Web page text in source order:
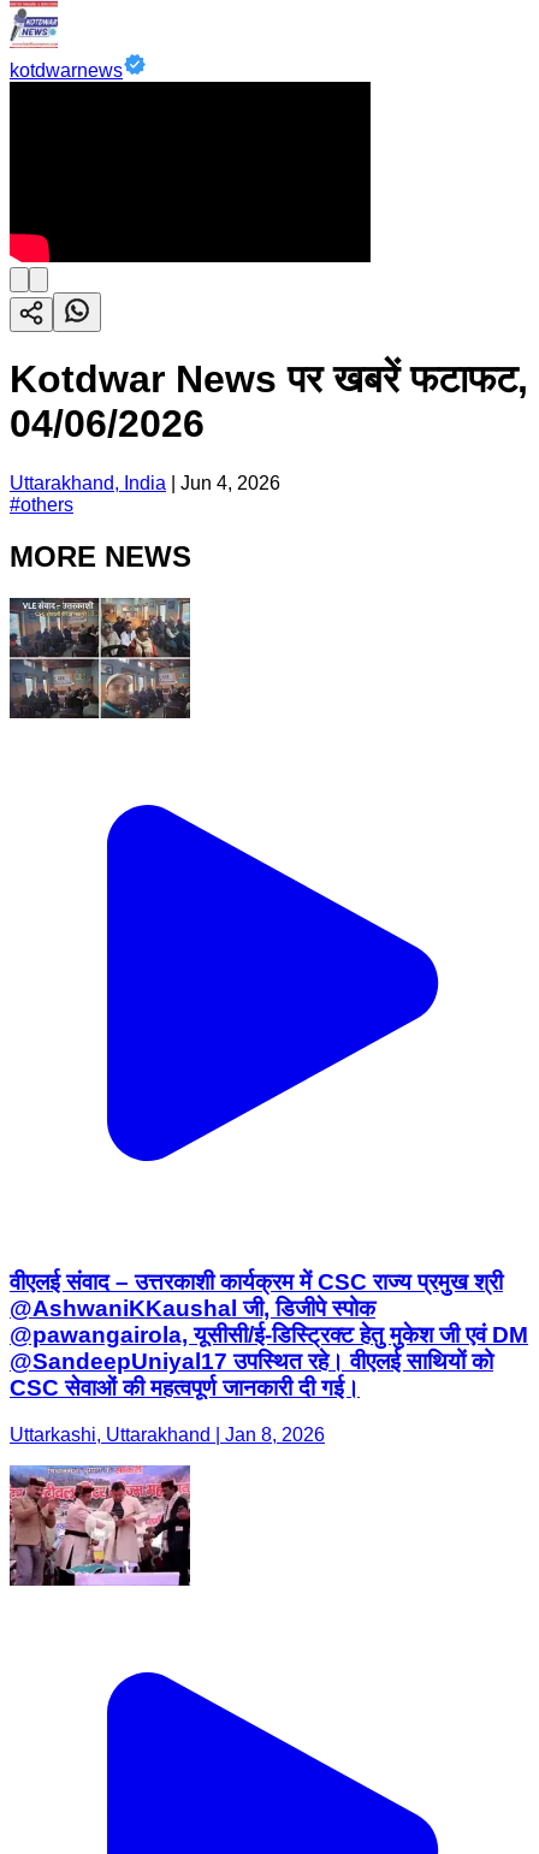
kotdwarnews
Kotdwar News पर खबरें फटाफट,
04/06/2026
Uttarakhand, India
Jun 4, 2026
#others
MORE NEWS
वीएलई संवाद – उत्तरकाशी कार्यक्रम में CSC राज्य प्रमुख श्री
@AshwaniKKaushal जी, डिजीपे स्पोक
@pawangairola, यूसीसी/ई-डिस्ट्रिक्ट हेतु मुकेश जी एवं DM
@SandeepUniyal17 उपस्थित रहे। वीएलई साथियों को
CSC सेवाओं की महत्वपूर्ण जानकारी दी गई।
Uttarkashi, Uttarakhand | Jan 8, 2026